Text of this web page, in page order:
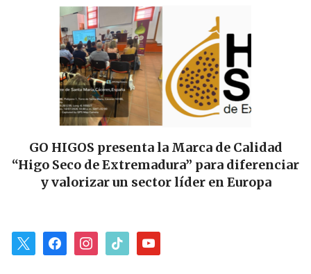
GO HIGOS presenta la Marca de Calidad
“Higo Seco de Extremadura” para diferenciar
y valorizar un sector líder en Europa
facebookinstagram
tiktok youtube